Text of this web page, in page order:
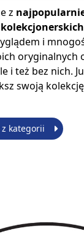
z
i
oryginalnych
i też bez nich.
swoją
kategorii